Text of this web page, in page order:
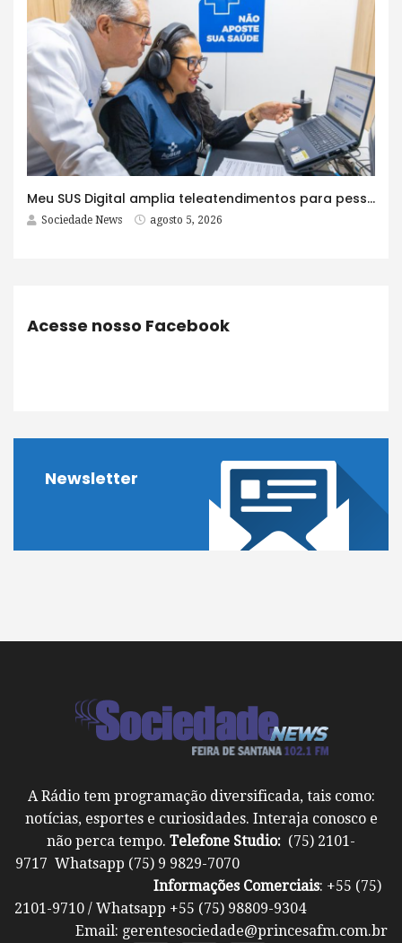
Meu SUS Digital amplia teleatendimentos para pessoas com problemas com jogos e apostas
Sociedade News agosto 5, 2026
Acesse nosso Facebook
Newsletter
A Rádio tem programação diversificada, tais como:
notícias, esportes e curiosidades. Interaja conosco e
não perca tempo. Telefone Studio: (75) 2101-
9717 Whatsapp (75) 9 9829-7070
Informações Comerciais: +55 (75)
2101-9710 / Whatsapp +55 (75) 98809-9304
Email: gerentesociedade@princesafm.com.br